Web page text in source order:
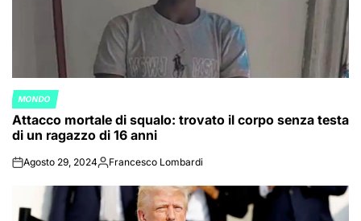
POSTED
IN
MONDO
Attacco mortale di squalo: trovato il corpo senza testa
di un ragazzo di 16 anni
onAgosto 29, 2024Posted
Francesco Lombardi